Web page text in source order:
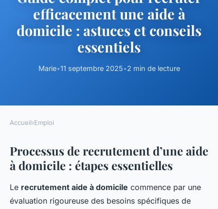
efficacement une aide à
domicile : astuces et conseils
essentiels
Marie•11 septembre 2025•2 min de lecture
Accueil›Emploi
Processus de recrutement d’une aide
à domicile : étapes essentielles
Le recrutement aide à domicile commence par une
évaluation rigoureuse des besoins spécifiques de